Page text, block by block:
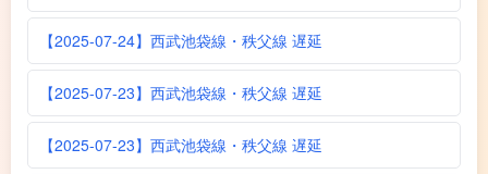
【2025-07-24】西武池袋線・秩父線 遅延
【2025-07-23】西武池袋線・秩父線 遅延
【2025-07-23】西武池袋線・秩父線 遅延